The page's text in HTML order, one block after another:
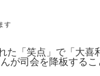
す
た「笑点」で「大喜
が司会を降板するこ